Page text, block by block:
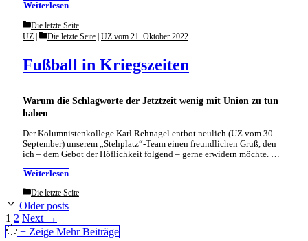
Weiterlesen
Categories
Die letzte Seite
Warum die Schlagworte der Jetztzeit wenig mit Union zu tun
haben
Fußball in Kriegszeiten
UZ Categories
Die letzte Seite UZ vom 21. Oktober 2022
Der Kolumnistenkollege Karl Rehnagel entbot neulich (UZ vom 30.
September) unserem „Stehplatz“-Team einen freundlichen Gruß, den
ich – dem Gebot der Höflichkeit folgend – gerne erwidern möchte. …
Weiterlesen
Categories
Die letzte Seite
Older posts
Page
1 Page
2 Next →
+ Zeige Mehr Beiträge